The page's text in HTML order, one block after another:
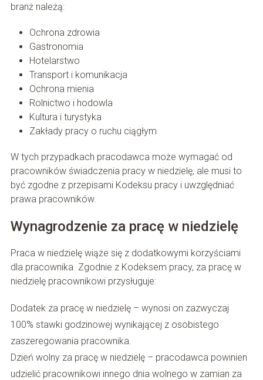
branż należą:
Ochrona zdrowia
Gastronomia
Hotelarstwo
Transport i komunikacja
Ochrona mienia
Rolnictwo i hodowla
Kultura i turystyka
Zakłady pracy o ruchu ciągłym
W tych przypadkach pracodawca może wymagać od
pracowników świadczenia pracy w niedzielę, ale musi to
być zgodne z przepisami Kodeksu pracy i uwzględniać
prawa pracowników.
Wynagrodzenie za pracę w niedzielę
Praca w niedzielę wiąże się z dodatkowymi korzyściami
dla pracownika. Zgodnie z Kodeksem pracy, za pracę w
niedzielę pracownikowi przysługuje:
Dodatek za pracę w niedzielę – wynosi on zazwyczaj
100% stawki godzinowej wynikającej z osobistego
zaszeregowania pracownika.
Dzień wolny za pracę w niedzielę – pracodawca powinien
udzielić pracownikowi innego dnia wolnego w zamian za